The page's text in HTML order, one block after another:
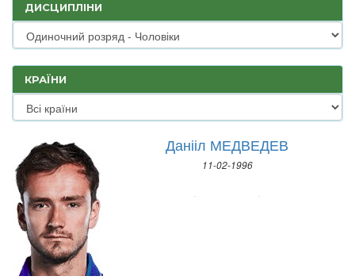
ДИСЦИПЛІНИ
КРАЇНИ
Данііл МЕДВЕДЕВ
11-02-1996